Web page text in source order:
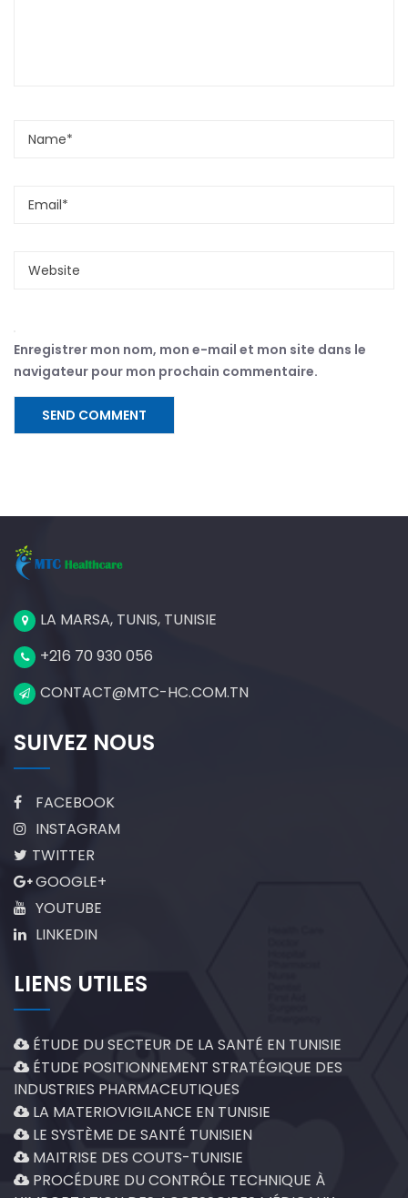
Enregistrer mon nom, mon e-mail et mon site dans le
navigateur pour mon prochain commentaire.
LA MARSA, TUNIS, TUNISIE
+216 70 930 056
CONTACT@MTC-HC.COM.TN
SUIVEZ NOUS
FACEBOOK
INSTAGRAM
TWITTER
GOOGLE+
YOUTUBE
LINKEDIN
LIENS UTILES
ÉTUDE DU SECTEUR DE LA SANTÉ EN TUNISIE
ÉTUDE POSITIONNEMENT STRATÉGIQUE DES
INDUSTRIES PHARMACEUTIQUES
LA MATERIOVIGILANCE EN TUNISIE
LE SYSTÈME DE SANTÉ TUNISIEN
MAITRISE DES COUTS-TUNISIE
PROCÉDURE DU CONTRÔLE TECHNIQUE À